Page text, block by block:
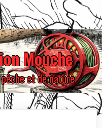
Mouche
et de nature